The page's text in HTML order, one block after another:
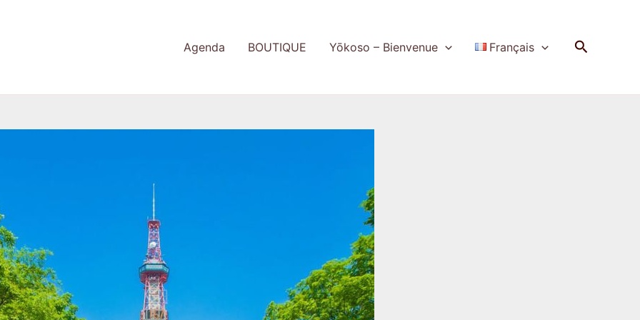
Agenda BOUTIQUE Yōkoso – Bienvenue Français